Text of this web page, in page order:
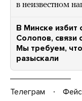
в неизвестном
В Минске избит
Солопов, связи
Мы требуем,
разыскали
Телеграм